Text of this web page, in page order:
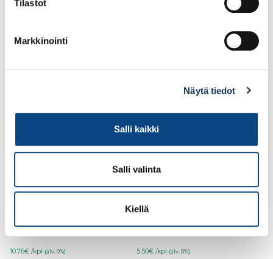
Tilastot
Markkinointi
Näytä tiedot
Salli kaikki
Salli valinta
Kiellä
7.09€ /kpl(alv. 0%)
Lisää tilauskoriin
QPT Punamaalisivellin
10.76€ /kpl (alv. 0%)
Mohair nauha 350mm x
5.50€ /kpl (alv. 0%)